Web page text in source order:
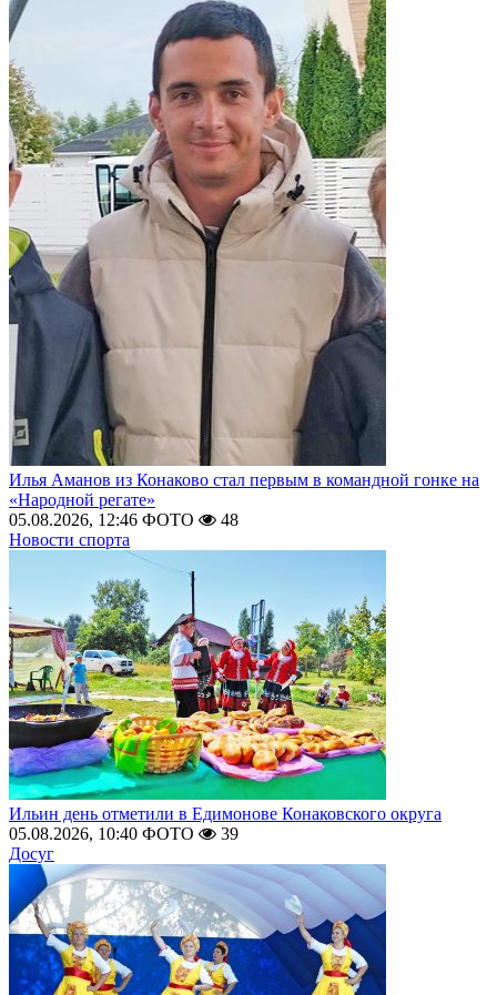
Илья Аманов из Конаково стал первым в командной гонке на
«Народной регате»
05.08.2026, 12:46 ФОТО
48
Новости спорта
Ильин день отметили в Едимонове Конаковского округа
05.08.2026, 10:40 ФОТО
39
Досуг